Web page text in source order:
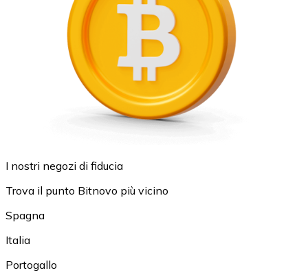
I nostri negozi di fiducia
Trova il punto Bitnovo più vicino
Spagna
Italia
Portogallo